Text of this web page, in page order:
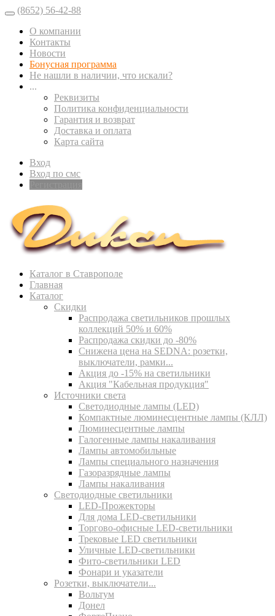
(8652) 56-42-88
О компании
Контакты
Новости
Бонусная программа
Не нашли в наличии, что искали?
...
Реквизиты
Политика конфиденциальности
Гарантия и возврат
Доставка и оплата
Карта сайта
Вход
Вход по смс
Каталог в Ставрополе
Главная
Каталог
Скидки
Распродажа светильников прошлых
коллекций 50% и 60%
Распродажа скидки до -80%
Cнижена цена на SEDNA: розетки,
выключатели, рамки...
Акция до -15% на светильники
Акция "Кабельная продукция"
Источники света
Светодиодные лампы (LED)
Компактные люминесцентные лампы (КЛЛ)
Люминесцентные лампы
Галогенные лампы накаливания
Лампы автомобильные
Лампы специального назначения
Газоразрядные лампы
Лампы накаливания
Светодиодные светильники
LED-Прожекторы
Для дома LED-светильники
Торгово-офисные LED-светильники
Трековые LED светильники
Уличные LED-светильники
Фито-светильники LED
Фонари и указатели
Розетки, выключатели...
Вольтум
Донел